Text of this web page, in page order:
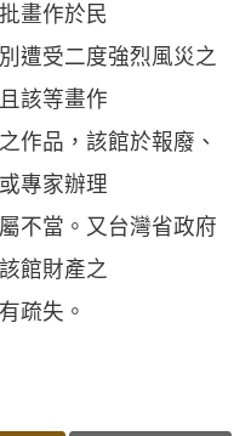
畫作於民
遭受二度強烈風災之
該等畫作
作品，該館於報廢、
專家辦理
不當。又台灣省政府
館財產之
疏失。